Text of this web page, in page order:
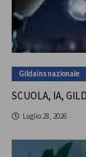
Gildains nazionale
SCUOLA, IA,
Luglio 28, 2026